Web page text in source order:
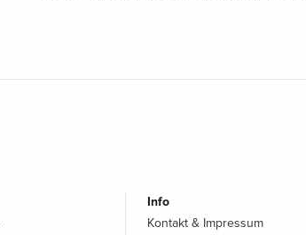
Info
Kontakt & Impressum